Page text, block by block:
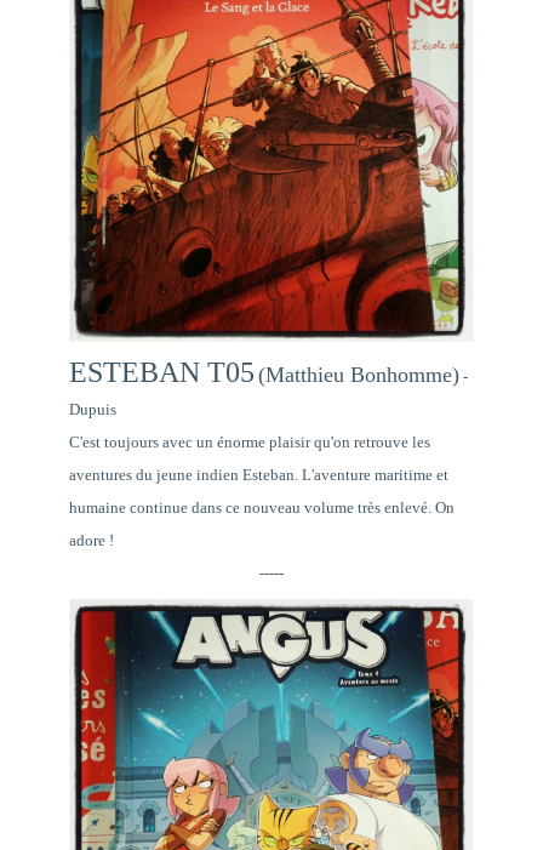
ESTEBAN T05 (Matthieu Bonhomme)-
Dupuis
C'est toujours avec un énorme plaisir qu'on retrouve les
aventures du jeune indien Esteban. L'aventure maritime et
humaine continue dans ce nouveau volume très enlevé. On
adore !
-----